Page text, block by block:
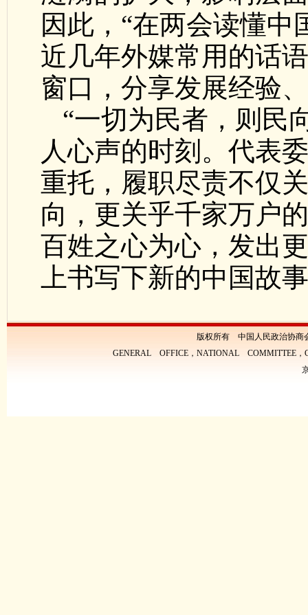
因此，“在两会读懂中
近几年外媒常用的话
窗口，分享发展经验
“一切为民者，则民
人心声的时刻。代表
重托，履职尽责不仅
向，更关乎千家万户
百姓之心为心，发出
上书写下新的中国故
版权所有 中国人民政治协商
GENERAL OFFICE，NATIONAL COMMITTEE，